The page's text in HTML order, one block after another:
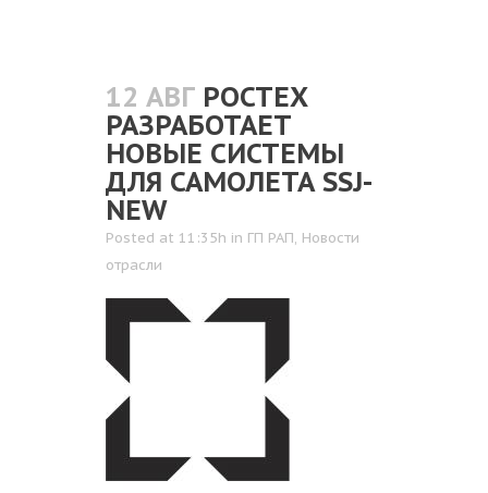
12 АВГ РОСТЕХ
РАЗРАБОТАЕТ
НОВЫЕ СИСТЕМЫ
ДЛЯ САМОЛЕТА SSJ-
NEW
Posted at 11:35h in ГП РАП, Новости
отрасли